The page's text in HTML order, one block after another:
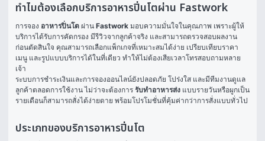
ทำไมต้องเลือกบริการอาหารปิ่นโตผ่าน Fastwork
การจอง อาหารปิ่นโต ผ่าน Fastwork มอบความมั่นใจในคุณภาพ เพราะผู้ให้
บริการได้รับการคัดกรอง มีรีวิวจากลูกค้าจริง และสามารถตรวจสอบผลงาน
ก่อนตัดสินใจ คุณสามารถเลือกแพ็กเกจที่เหมาะสมได้ง่าย เปรียบเทียบราคา
เมนู และรูปแบบบริการได้ในที่เดียว ทำให้ไม่ต้องเสียเวลาโทรสอบถามหลาย
เจ้า
ระบบการชำระเงินและการจองออนไลน์ยังปลอดภัย โปร่งใส และมีทีมงานดูแล
ลูกค้าตลอดการใช้งาน ไม่ว่าจะต้องการ รับทำอาหารส่ง แบบรายวันหรือผูกเป็น
รายเดือนก็สามารถสั่งได้ง่ายดาย พร้อมโปรโมชั่นที่คุ้มค่ากว่าการสั่งแบบทั่วไป
ประเภทของบริการอาหารปิ่นโต